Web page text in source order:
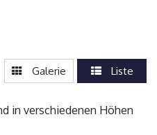
Galerie Liste
in verschiedenen Höhen